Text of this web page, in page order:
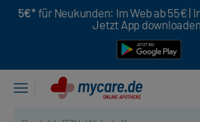
5€* für Neukunden: Im Web ab 55€ |
Jetzt App downloaden